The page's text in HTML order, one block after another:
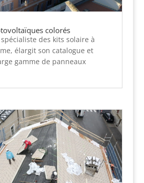
colorés
des kits solaire à
élargit son catalogue et
gamme de panneaux